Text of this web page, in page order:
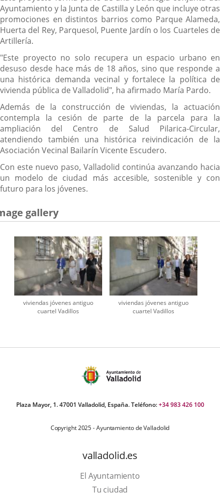
Ayuntamiento y la Junta de Castilla y León que incluye otras
promociones en distintos barrios como Parque Alameda,
Huerta del Rey, Parquesol, Puente Jardín o los Cuarteles de
Artillería.
"Este proyecto no solo recupera un espacio urbano en
desuso desde hace más de 18 años, sino que responde a
una histórica demanda vecinal y fortalece la política de
vivienda pública de Valladolid", ha afirmado María Pardo.
Además de la construcción de viviendas, la actuación
contempla la cesión de parte de la parcela para la
ampliación del Centro de Salud Pilarica-Circular,
atendiendo también una histórica reivindicación de la
Asociación Vecinal Bailarín Vicente Escudero.
Con este nuevo paso, Valladolid continúa avanzando hacia
un modelo de ciudad más accesible, sostenible y con
futuro para los jóvenes.
gallery
viviendas jóvenes antiguo
cuartel Vadillos
viviendas jóvenes antiguo
cuartel Vadillos
Plaza Mayor, 1. 47001 Valladolid, España. Teléfono:+34 983 426 100
Copyright 2025 - Ayuntamiento de Valladolid
valladolid.es
El Ayuntamiento
Tu ciudad